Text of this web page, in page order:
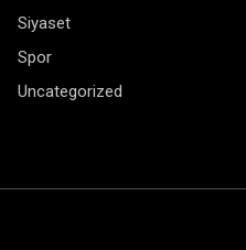
Siyaset
Spor
Uncategorized